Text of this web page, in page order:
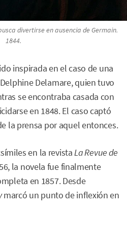
divertirse en ausencia de Germain.
1844.
inspirada en el caso de una
Delamare, quien tuvo
se encontraba casada con
en 1848. El caso captó
la prensa por aquel entonces.
en la revistaLa Revue de
la novela fue finalmente
en 1857. Desde
marcó un punto de inflexión en